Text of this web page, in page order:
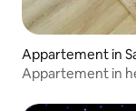
Appartement in
Appartement in